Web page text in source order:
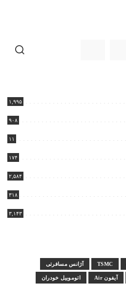
۱,۹۹۵
۹۰۸
۱۱
۱۷۴
۲,۵۸۴
۳۱۸
۳,۱۴۳
TSMC آژانس مسافرتی
آیفون Air اتوموبیل خودران